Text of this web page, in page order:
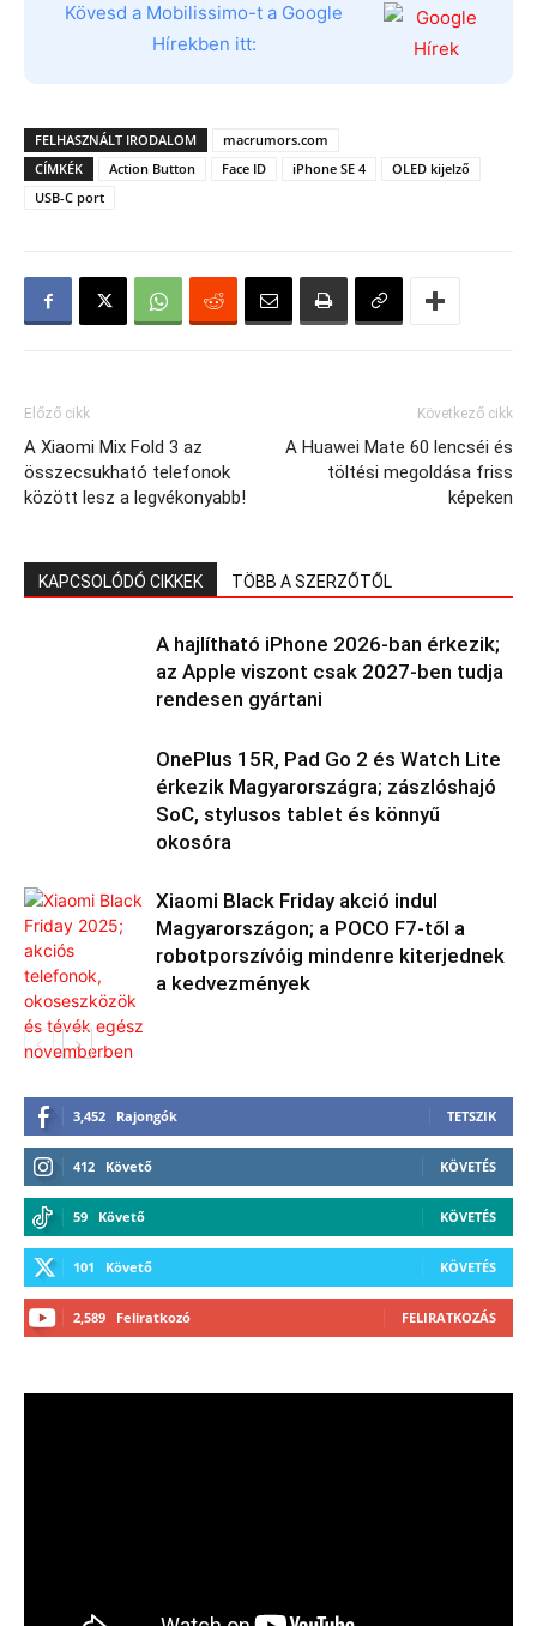
Kövesd a Mobilissimo-t a Google
Hírekben itt:
FELHASZNÁLT IRODALOM
macrumors.com
CÍMKÉK
Action Button Face ID iPhone SE 4
OLED kijelző
USB-C port
Előző cikk
A Xiaomi Mix Fold 3 az
összecsukható telefonok
között lesz a legvékonyabb!
Következő cikk
A Huawei Mate 60 lencséi és
töltési megoldása friss
képeken
KAPCSOLÓDÓ CIKKEK TÖBB A SZERZŐTŐL
A hajlítható iPhone 2026-ban érkezik;
az Apple viszont csak 2027-ben tudja
rendesen gyártani
OnePlus 15R, Pad Go 2 és Watch Lite
érkezik Magyarországra; zászlóshajó
SoC, stylusos tablet és könnyű
okosóra
Xiaomi Black Friday akció indul
Magyarországon; a POCO F7-től a
robotporszívóig mindenre kiterjednek
a kedvezmények
3,452 Rajongók TETSZIK
412 Követő KÖVETÉS
59 Követő KÖVETÉS
101 Követő KÖVETÉS
2,589 Feliratkozó FELIRATKOZÁS